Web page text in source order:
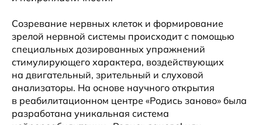
Созревание нервных клеток и формирование
зрелой нервной системы происходит с помощью
специальных дозированных упражнений
стимулирующего характера, воздействующих
на двигательный, зрительный и слуховой
анализаторы. На основе научного открытия
в реабилитационном центре «Родись заново» была
разработана уникальная система